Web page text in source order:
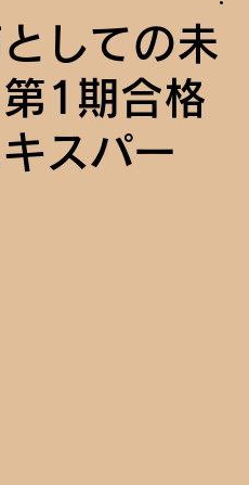
しての未
1期合格
スパー